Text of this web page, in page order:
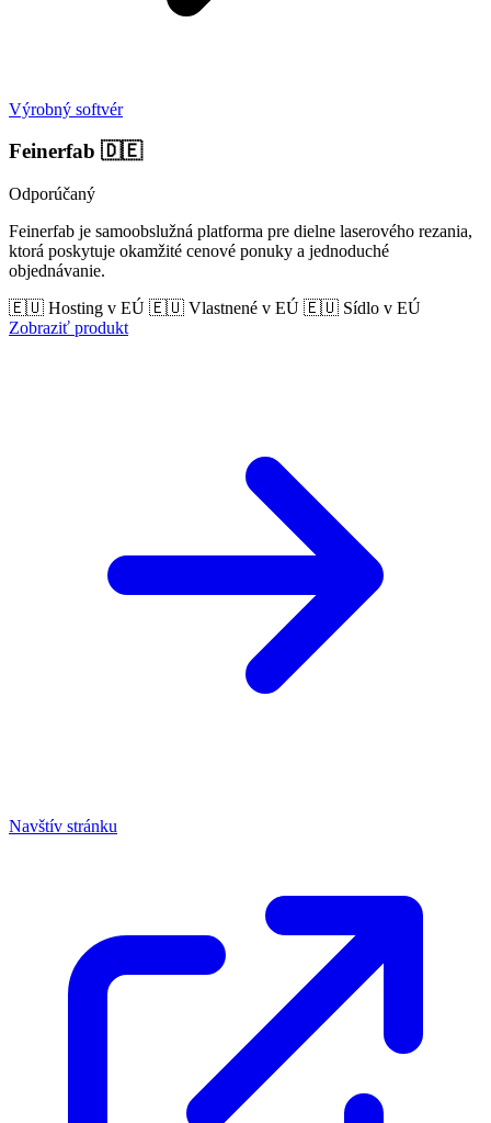
Výrobný softvér
Feinerfab 🇩🇪
Odporúčaný
Feinerfab je samoobslužná platforma pre dielne laserového rezania,
ktorá poskytuje okamžité cenové ponuky a jednoduché
objednávanie.
🇪🇺 Hosting v EÚ 🇪🇺 Vlastnené v EÚ 🇪🇺 Sídlo v EÚ
Zobraziť produkt
Navštív stránku